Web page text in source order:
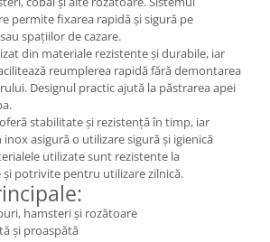
permite fixarea rapidă și sigură pe
spațiilor de cazare.
din materiale rezistente și durabile, iar
reumplerea rapidă fără demontarea
Designul practic ajută la păstrarea apei
stabilitate și rezistență în timp, iar
asigură o utilizare sigură și igienică
utilizate sunt rezistente la
potrivite pentru utilizare zilnică.
hamsteri și rozătoare
și proaspătă